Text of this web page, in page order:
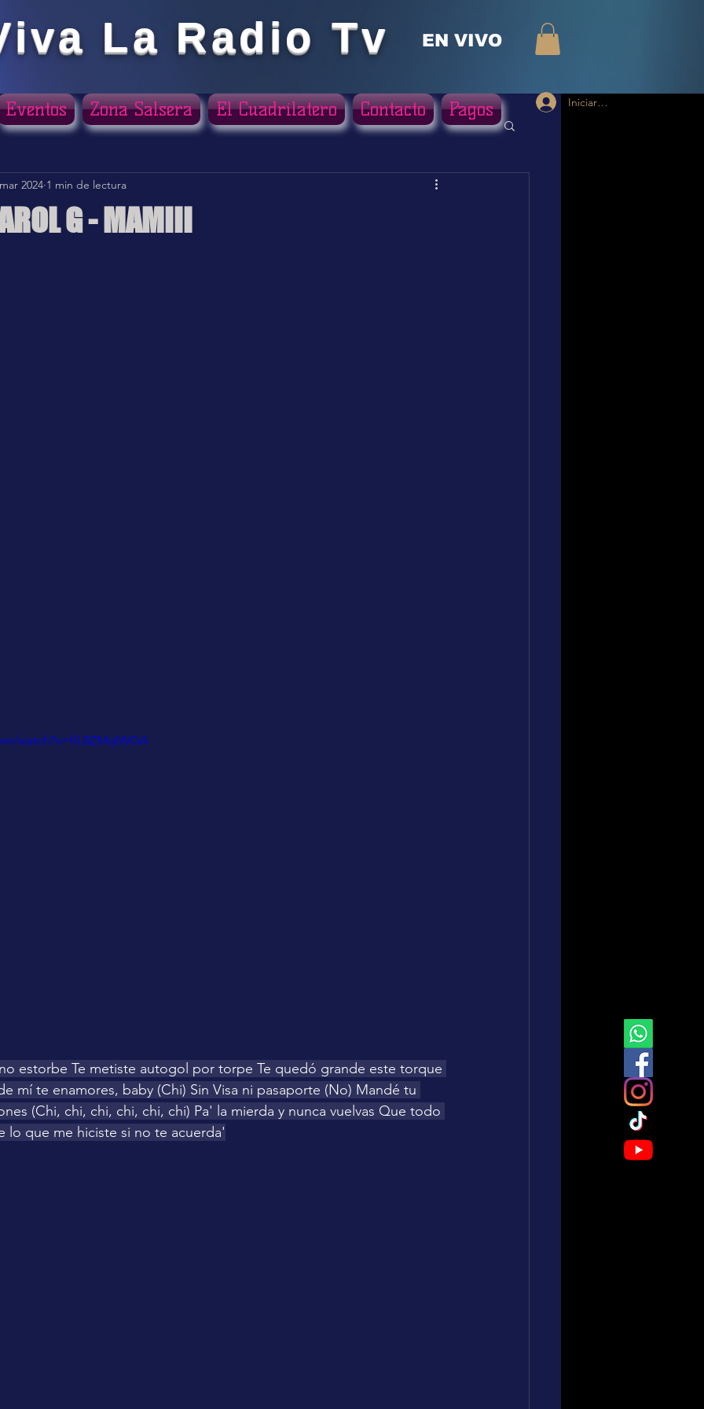
La Radio Tv EN VIVO
Iniciar sesión
G - MAMIII
2024 1 min de lectura
watch?v=flL8ZMqIWGA
estorbe Te metiste autogol por torpe Te quedó grande este torque
mí te enamores, baby (Chi) Sin Visa ni pasaporte (No) Mandé tu
(Chi, chi, chi, chi, chi, chi) Pa' la mierda y nunca vuelvas Que todo
lo que me hiciste si no te acuerda'
Eventos Zona Salsera El Cuadrilatero Contacto Pagos